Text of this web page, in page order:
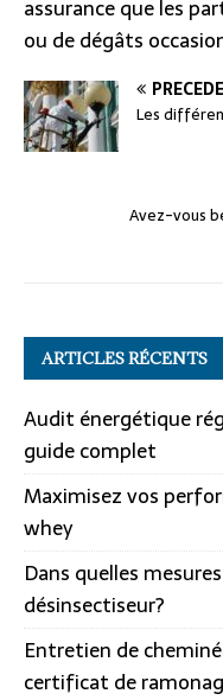
assurance que les
ou de dégâts
Les
Avez-vous
ARTICLES RÉCENTS
Audit énergétique
guide complet
Maximisez vos
whey
Dans quelles
désinsectiseur?
Entretien de
certificat de